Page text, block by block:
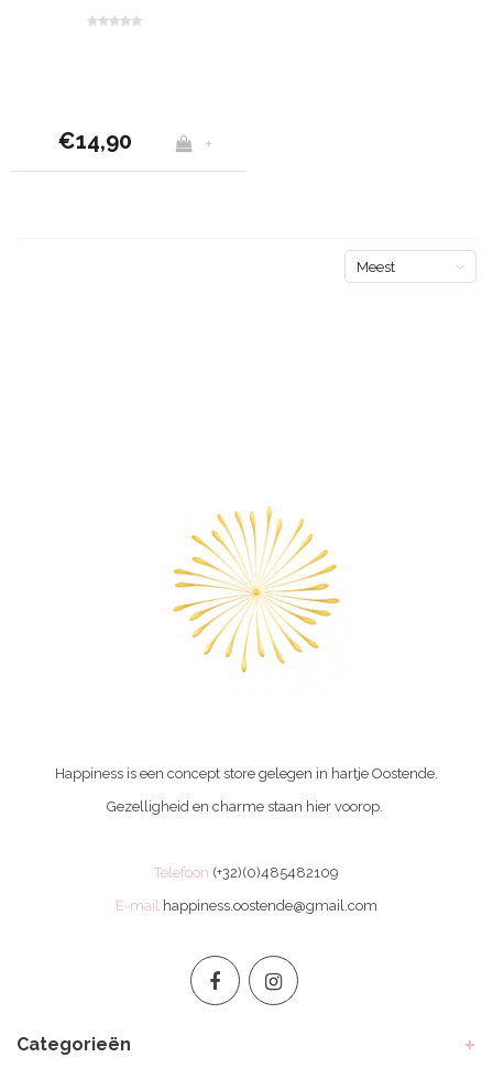
€14,90 +
Meest
Happiness is een concept store gelegen in hartje Oostende.
Gezelligheid en charme staan hier voorop.
Telefoon (+32)(0)485482109
E-mail happiness.oostende@gmail.com
Categorieën